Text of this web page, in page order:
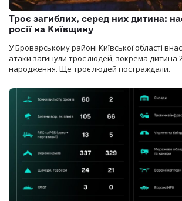
Троє загиблих, серед них дитина:
росії на Київщину
У Броварському районі Київської області
атаки загинули троє людей, зокрема дитина
народження. Ще троє людей постраждали.